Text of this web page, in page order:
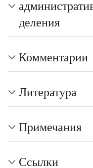
деления
Комментарии
Литература
Примечания
Ссылки